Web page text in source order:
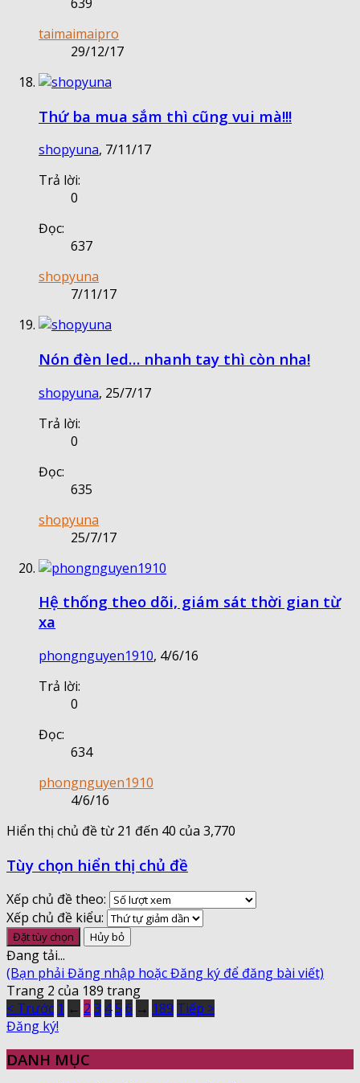
taimaimaipro
29/12/17
Thứ ba mua sắm thì cũng vui mà!!!
shopyuna, 7/11/17
Trả lời:
0
Đọc:
637
shopyuna
7/11/17
Nón đèn led… nhanh tay thì còn nha!
shopyuna, 25/7/17
Trả lời:
0
Đọc:
635
shopyuna
25/7/17
Hệ thống theo dõi, giám sát thời gian từ
xa
phongnguyen1910, 4/6/16
Trả lời:
0
Đọc:
634
phongnguyen1910
4/6/16
Hiển thị chủ đề từ 21 đến 40 của 3,770
Tùy chọn hiển thị chủ đề
Xếp chủ đề theo:
Xếp chủ đề kiểu:
Đang tải...
(Bạn phải Đăng nhập hoặc Đăng ký để đăng bài viết)
Trang 2 của 189 trang
< Trước 1 ← 2 3 45 6 → 189 Tiếp >
Đăng ký!
DANH MỤC